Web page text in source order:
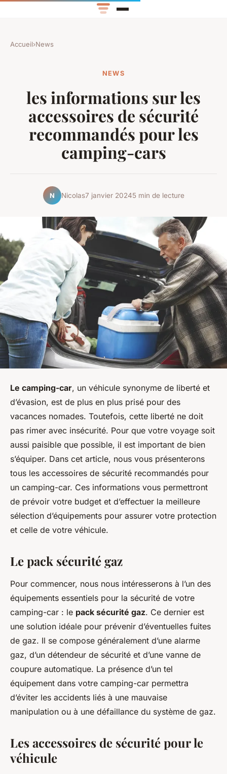
Accueil›News
NEWS
les informations sur les
accessoires de sécurité
recommandés pour les
camping-cars
N Nicolas7 janvier 20245 min de lecture
Le camping-car, un véhicule synonyme de liberté et
d’évasion, est de plus en plus prisé pour des
vacances nomades. Toutefois, cette liberté ne doit
pas rimer avec insécurité. Pour que votre voyage soit
aussi paisible que possible, il est important de bien
s’équiper. Dans cet article, nous vous présenterons
tous les accessoires de sécurité recommandés pour
un camping-car. Ces informations vous permettront
de prévoir votre budget et d’effectuer la meilleure
sélection d’équipements pour assurer votre protection
et celle de votre véhicule.
Le pack sécurité gaz
Pour commencer, nous nous intéresserons à l’un des
équipements essentiels pour la sécurité de votre
camping-car : le pack sécurité gaz. Ce dernier est
une solution idéale pour prévenir d’éventuelles fuites
de gaz. Il se compose généralement d’une alarme
gaz, d’un détendeur de sécurité et d’une vanne de
coupure automatique. La présence d’un tel
équipement dans votre camping-car permettra
d’éviter les accidents liés à une mauvaise
manipulation ou à une défaillance du système de gaz.
Les accessoires de sécurité pour le
véhicule